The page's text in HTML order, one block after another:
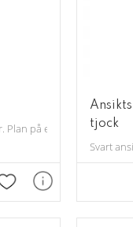
Plan på ena sidan.
Lägg till i favoriter
tjock
Svart